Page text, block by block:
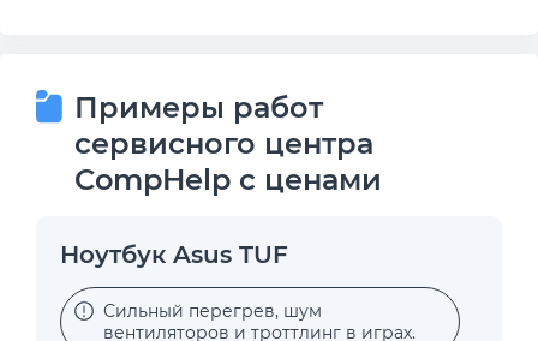
Примеры работ
сервисного центра
CompHelp с ценами
Ноутбук Asus TUF
Сильный перегрев, шум
вентиляторов и троттлинг в играх.